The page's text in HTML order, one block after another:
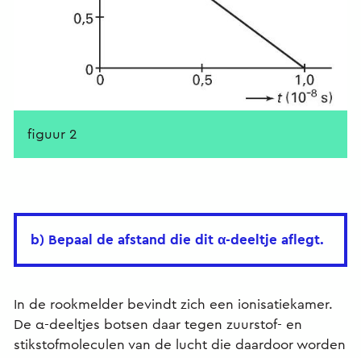
figuur 2
b) Bepaal de afstand die dit α-deeltje aflegt.
In de rookmelder bevindt zich een ionisatiekamer.
De α-deeltjes botsen daar tegen zuurstof- en
stikstofmoleculen van de lucht die daardoor worden